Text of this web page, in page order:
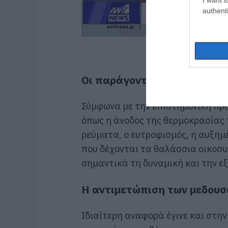
Οι παράγοντες
Σύμφωνα με την επιστημονική
όπως η άνοδος της
ρεύματα, ο ευτροφισμός, η
που δέχονται τα θαλάσσια
σημαντικά τη δυναμική και την
Η αντιμετώπιση των
Ιδιαίτερη αναφορά έγινε και